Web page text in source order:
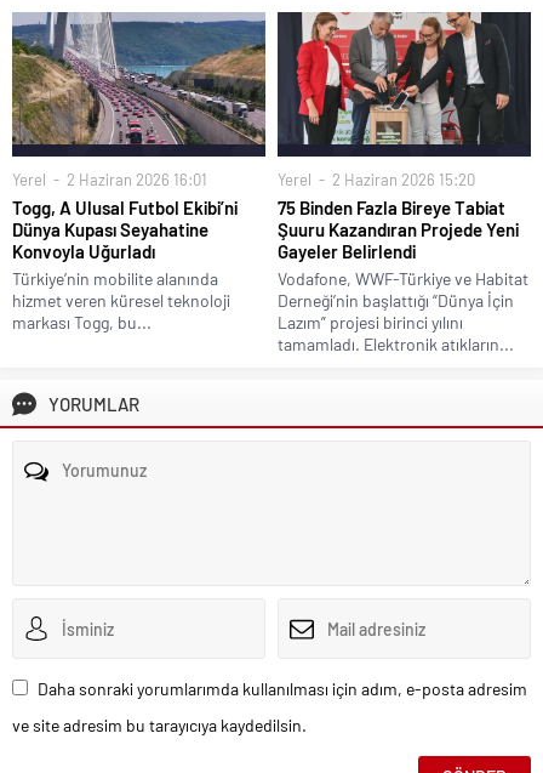
Yerel 2 Haziran 2026 16:01
Togg, A Ulusal Futbol Ekibi’ni
Dünya Kupası Seyahatine
Konvoyla Uğurladı
Türkiye’nin mobilite alanında
hizmet veren küresel teknoloji
markası Togg, bu...
Yerel 2 Haziran 2026 15:20
75 Binden Fazla Bireye Tabiat
Şuuru Kazandıran Projede Yeni
Gayeler Belirlendi
Vodafone, WWF-Türkiye ve Habitat
Derneği’nin başlattığı “Dünya İçin
Lazım” projesi birinci yılını
tamamladı. Elektronik atıkların...
YORUMLAR
Daha sonraki yorumlarımda kullanılması için adım, e-posta adresim
ve site adresim bu tarayıcıya kaydedilsin.